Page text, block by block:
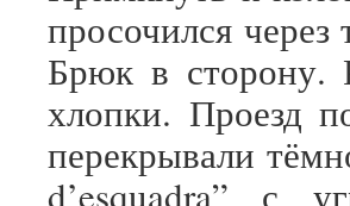
просочился
Брюк в сторону.
хлопки. Проезд
перекрывали
d’esquadra” с